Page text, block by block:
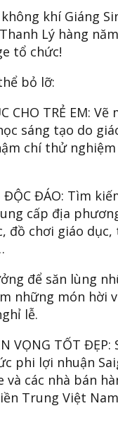
khí Giáng
Lý hàng
tổ chức!
bỏ lỡ:
CHO TRẺ EM:
sáng tạo do
chí thử
ĐỘC ĐÁO: Tìm
cấp địa
đồ chơi giáo
để săn lùng
những món hời
lễ.
VỌNG TỐT
phi lợi nhuận
và các nhà bán
Trung Việt